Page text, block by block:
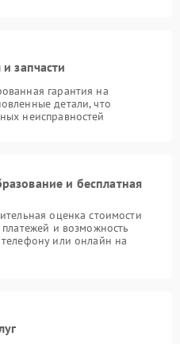
запчасти
гарантия на
детали, что
неисправностей
и бесплатная
оценка стоимости
и возможность
или онлайн на